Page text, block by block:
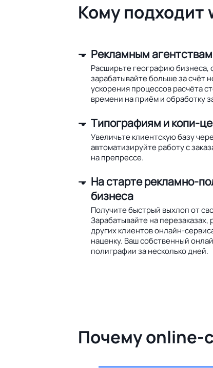
Кому подходит
Рекламным
Расширьте географию бизнеса,
зарабатывайте больше за счёт
ускорения процессов расчёта
времени на приём и обработку
Типографиям и копи-
Увеличьте клиентскую базу
автоматизируйте работу с
на препрессе.
На старте рекламно-
бизнеса
Получите быстрый выхлоп от
Зарабатывайте на перезаказах,
других клиентов онлайн-
наценку. Ваш собственный
полиграфии за несколько дней.
Почему online-